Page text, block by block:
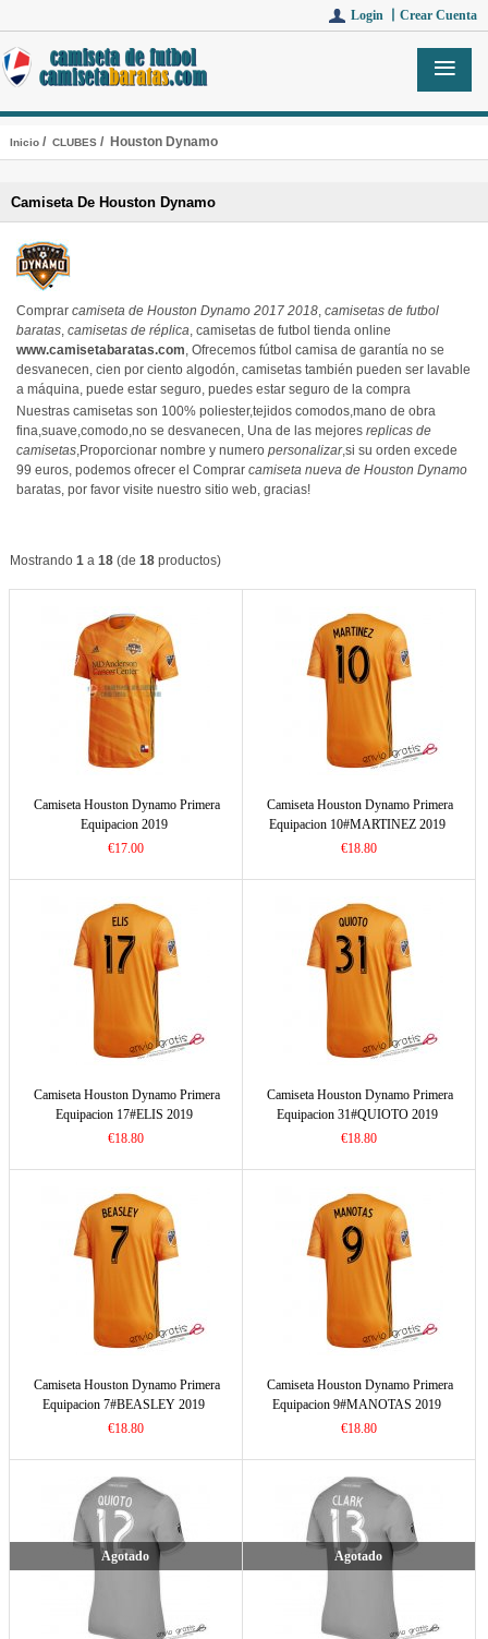
Login 丨 Crear Cuenta
Inicio/ CLUBES/ Houston Dynamo
Camiseta De Houston Dynamo
Comprar camiseta de Houston Dynamo 2017 2018, camisetas de futbol
baratas, camisetas de réplica, camisetas de futbol tienda online
www.camisetabaratas.com, Ofrecemos fútbol camisa de garantía no se
desvanecen, cien por ciento algodón, camisetas también pueden ser lavable
a máquina, puede estar seguro, puedes estar seguro de la compra
Nuestras camisetas son 100% poliester,tejidos comodos,mano de obra
fina,suave,comodo,no se desvanecen, Una de las mejores replicas de
camisetas,Proporcionar nombre y numero personalizar,si su orden excede
99 euros, podemos ofrecer el Comprar camiseta nueva de Houston Dynamo
baratas, por favor visite nuestro sitio web, gracias!
Mostrando 1a 18(de 18productos)
Camiseta Houston Dynamo Primera
Equipacion 2019
€17.00
Camiseta Houston Dynamo Primera
Equipacion 10#MARTINEZ 2019
€18.80
Camiseta Houston Dynamo Primera
Equipacion 17#ELIS 2019
€18.80
Camiseta Houston Dynamo Primera
Equipacion 31#QUIOTO 2019
€18.80
Camiseta Houston Dynamo Primera
Equipacion 7#BEASLEY 2019
€18.80
Camiseta Houston Dynamo Primera
Equipacion 9#MANOTAS 2019
€18.80
Agotado Agotado